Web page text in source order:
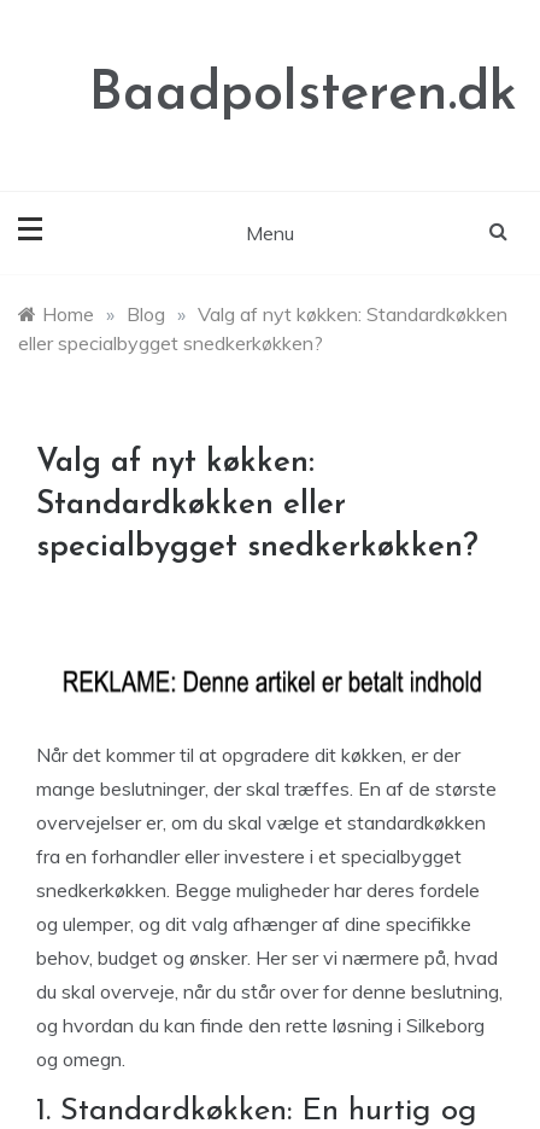
Baadpolsteren.dk
Menu
Home » Blog » Valg af nyt køkken: Standardkøkken
eller specialbygget snedkerkøkken?
Valg af nyt køkken:
Standardkøkken eller
specialbygget snedkerkøkken?
Når det kommer til at opgradere dit køkken, er der
mange beslutninger, der skal træffes. En af de største
overvejelser er, om du skal vælge et standardkøkken
fra en forhandler eller investere i et specialbygget
snedkerkøkken. Begge muligheder har deres fordele
og ulemper, og dit valg afhænger af dine specifikke
behov, budget og ønsker. Her ser vi nærmere på, hvad
du skal overveje, når du står over for denne beslutning,
og hvordan du kan finde den rette løsning i Silkeborg
og omegn.
1. Standardkøkken: En hurtig og